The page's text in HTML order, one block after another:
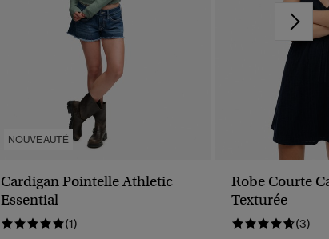
NOUVEAUTÉ
Cardigan Pointelle Athletic
Essential
(1)
Robe Courte
Texturée
(3)